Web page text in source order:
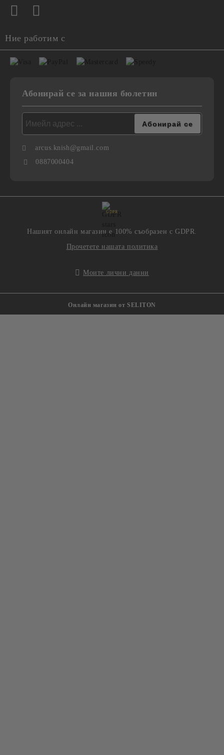
Ние работим с
Абонирай се за нашия бюлетин
arcus.knish@gmail.com
0887000404
GDPR
Нашият онлайн магазин е 100% съобразен с GDPR.
Прочетете нашата политика
Моите лични данни
Онлайн магазин от SELITON